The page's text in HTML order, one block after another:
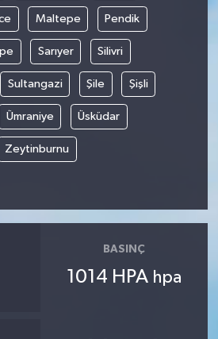
Maltepe Pendik
Sarıyer Silivri
Sultangazi Şile Şişli
Ümraniye Üsküdar
Zeytinburnu
BASINÇ
1014 HPA hpa